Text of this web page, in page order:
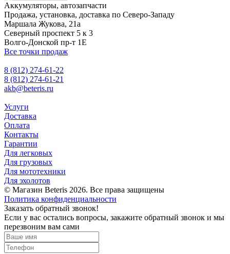
Аккумуляторы, автозапчасти
Продажа, установка, доставка по Северо-Западу
Маршала Жукова, 21а
Северный проспект 5 к 3
Волго-Донской пр-т 1Е
Все точки продаж
8 (812) 274-61-22
8 (812) 274-61-21
akb@beteris.ru
Услуги
Доставка
Оплата
Контакты
Гарантии
Для легковых
Для грузовых
Для мототехники
Для эхолотов
© Магазин Beteris 2026. Все права защищены
Политика конфиденциальности
Заказать обратный звонок!
Если у вас остались вопросы, закажите обратный звонок и мы
перезвоним вам сами